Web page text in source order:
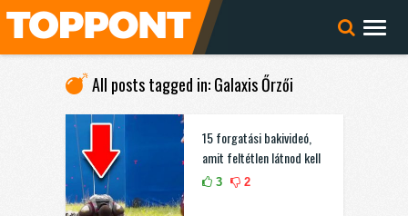
All posts tagged in: Galaxis Őrzői
15 forgatási bakivideó,
amit feltétlen látnod kell
3 2